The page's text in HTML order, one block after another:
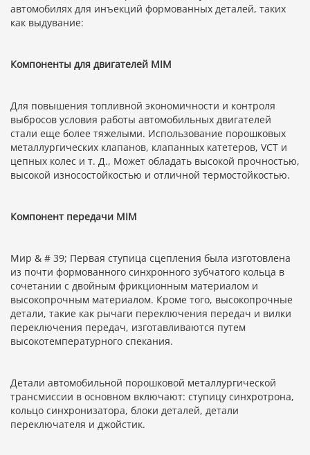
автомобилях для инъекций формованных деталей, таких
как выдувание:
Компоненты для двигателей MIM
Для повышения топливной экономичности и контроля
выбросов условия работы автомобильных двигателей
стали еще более тяжелыми. Использование порошковых
металлургических клапанов, клапанных катетеров, VCT и
цепных колес и т. Д., Может обладать высокой прочностью,
высокой износостойкостью и отличной термостойкостью.
Компонент передачи MIM
Мир & # 39; Первая ступица сцепления была изготовлена
из почти формованного синхронного зубчатого кольца в
сочетании с двойным фрикционным материалом и
высокопрочным материалом. Кроме того, высокопрочные
детали, такие как рычаги переключения передач и вилки
переключения передач, изготавливаются путем
высокотемпературного спекания.
Детали автомобильной порошковой металлургической
трансмиссии в основном включают: ступицу синхротрона,
кольцо синхронизатора, блоки деталей, детали
переключателя и джойстик.